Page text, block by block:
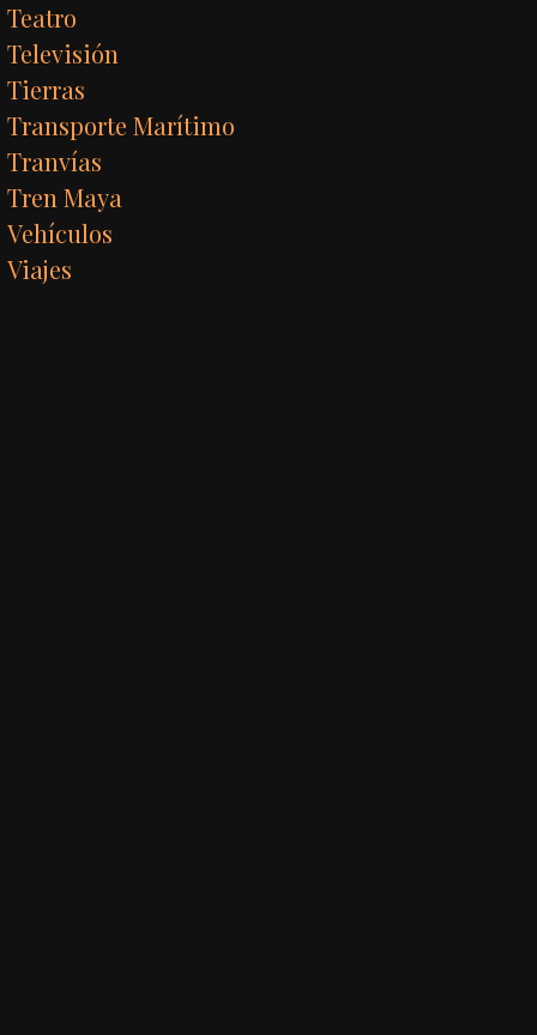
Teatro
Televisión
Tierras
Transporte Marítimo
Tranvías
Tren Maya
Vehículos
Viajes